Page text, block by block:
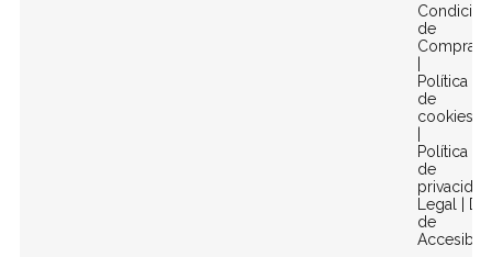
de
Compra
|
Política
de
cookies
|
Política
de
privacidad
Legal |
de